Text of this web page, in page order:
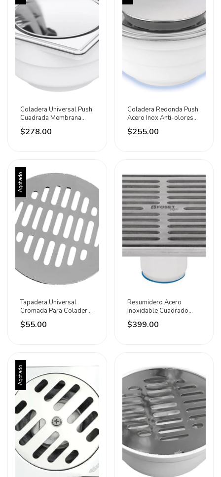
Coladera Universal Push
Cuadrada Membrana
Antiolores
$278.00
Coladera Redonda Push
Acero Inox Anti-olores
Fleximatic
$255.00
Agotado
Tapadera Universal
Cromada Para Coladera
Uso En Baños Cnx
$55.00
Resumidero Acero
Inoxidable Cuadrado
6x6 Aqua Foset 46048
$399.00
Agotado